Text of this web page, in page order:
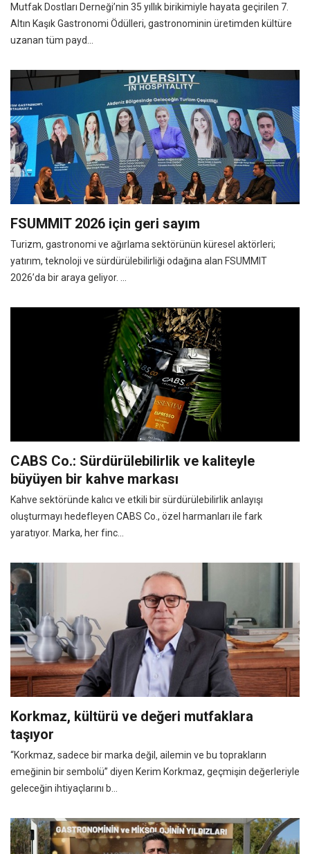
Mutfak Dostları Derneği’nin 35 yıllık birikimiyle hayata geçirilen 7.
Altın Kaşık Gastronomi Ödülleri, gastronominin üretimden kültüre
uzanan tüm payd...
FSUMMIT 2026 için geri sayım
Turizm, gastronomi ve ağırlama sektörünün küresel aktörleri;
yatırım, teknoloji ve sürdürülebilirliği odağına alan FSUMMIT
2026’da bir araya geliyor. ...
CABS Co.: Sürdürülebilirlik ve kaliteyle
büyüyen bir kahve markası
Kahve sektöründe kalıcı ve etkili bir sürdürülebilirlik anlayışı
oluşturmayı hedefleyen CABS Co., özel harmanları ile fark
yaratıyor. Marka, her finc...
Korkmaz, kültürü ve değeri mutfaklara
taşıyor
“Korkmaz, sadece bir marka değil, ailemin ve bu toprakların
emeğinin bir sembolü” diyen Kerim Korkmaz, geçmişin değerleriyle
geleceğin ihtiyaçlarını b...